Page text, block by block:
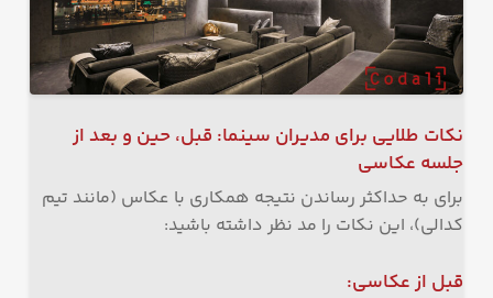
نکات طلایی برای مدیران سینما: قبل، حین و بعد از
جلسه عکاسی
برای به حداکثر رساندن نتیجه همکاری با عکاس (مانند تیم
کدالی)، این نکات را مد نظر داشته باشید:
قبل از عکاسی: